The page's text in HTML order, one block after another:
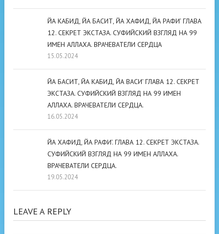
ЙА КАБИД, ЙА БАСИТ, ЙА ХАФИД, ЙА РАФИ’ ГЛАВА
12. СЕКРЕТ ЭКСТАЗА. СУФИЙСКИЙ ВЗГЛЯД НА 99
ИМЕН АЛЛАХА. ВРАЧЕВАТЕЛИ СЕРДЦА
15.05.2024
ЙА БАСИТ, ЙА КАБИД, ЙА ВАСИ’ ГЛАВА 12. СЕКРЕТ
ЭКСТАЗА. СУФИЙСКИЙ ВЗГЛЯД НА 99 ИМЕН
АЛЛАХА. ВРАЧЕВАТЕЛИ СЕРДЦА.
16.05.2024
ЙА ХАФИД, ЙА РАФИ’. ГЛАВА 12. СЕКРЕТ ЭКСТАЗА.
СУФИЙСКИЙ ВЗГЛЯД НА 99 ИМЕН АЛЛАХА.
ВРАЧЕВАТЕЛИ СЕРДЦА.
19.05.2024
LEAVE A REPLY